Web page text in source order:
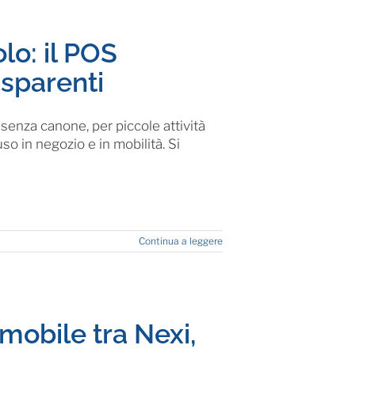
il POS
canone, per piccole attività
in negozio e in mobilità. Si
Continua a leggere
tra Nexi,